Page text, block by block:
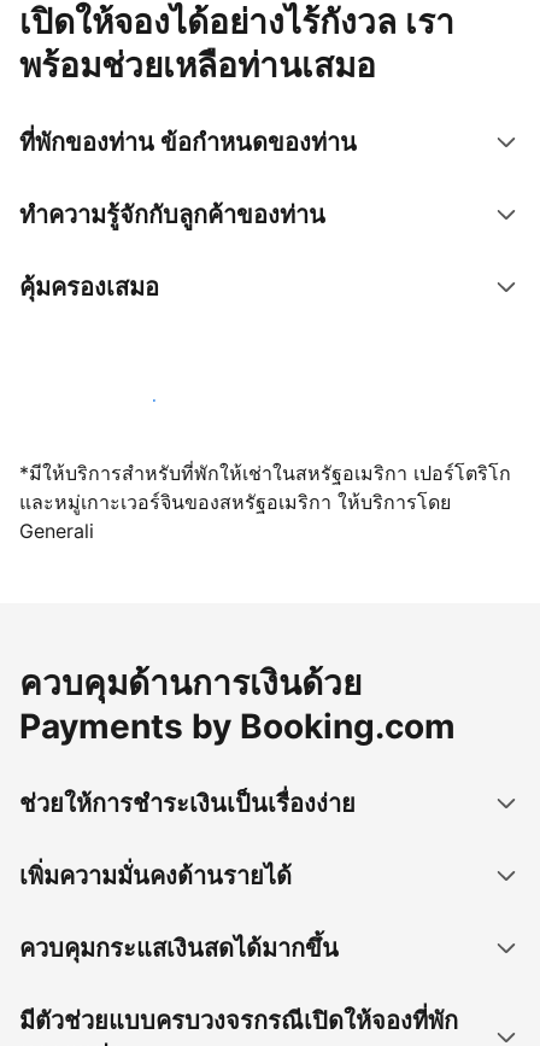
เปิดให้จองได้อย่างไร้กังวล เรา
พร้อมช่วยเหลือท่านเสมอ
ที่พักของท่าน ข้อกำหนดของท่าน
ทำความรู้จักกับลูกค้าของท่าน
คุ้มครองเสมอ
เปิดให้จองผ่านเราตั้งแต่วันนี้
*มีให้บริการสำหรับที่พักให้เช่าในสหรัฐอเมริกา เปอร์โตริโก
และหมู่เกาะเวอร์จินของสหรัฐอเมริกา ให้บริการโดย
Generali
ควบคุมด้านการเงินด้วย
Payments by Booking.com
ช่วยให้การชำระเงินเป็นเรื่องง่าย
เพิ่มความมั่นคงด้านรายได้
ควบคุมกระแสเงินสดได้มากขึ้น
มีตัวช่วยแบบครบวงจรกรณีเปิดให้จองที่พัก